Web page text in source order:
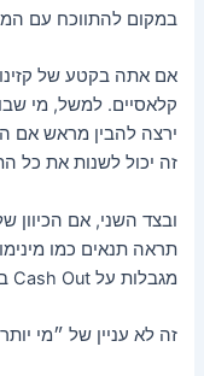
במקום להתווכח עם
אם אתה בקטע של
קלאסיים. למשל, מי
זה יכול לשנות את כל
ובצד השני, אם הכיוון
תראה תנאים כמו
מגבלות על Cash Out במהלך מחזור הבונוס.
זה לא עניין של ״מי